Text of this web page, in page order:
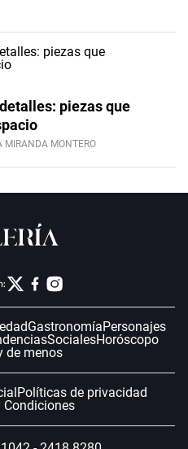
piezas que
MIRANDA MONTERO
GastronomíaPersonajes
SocialesHoróscopo
de menos
Políticas de privacidad
Condiciones